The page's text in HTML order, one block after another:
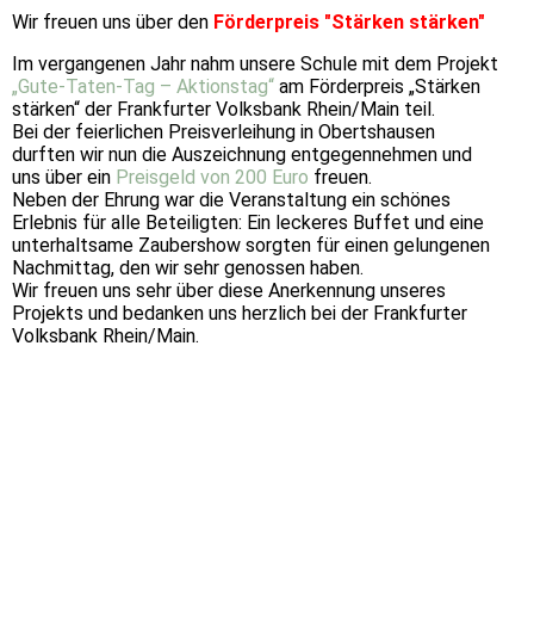
Wir freuen uns über den Förderpreis "Stärken stärken"
Im vergangenen Jahr nahm unsere Schule mit dem Projekt
„Gute-Taten-Tag – Aktionstag“ am Förderpreis „Stärken
stärken“ der Frankfurter Volksbank Rhein/Main teil.
Bei der feierlichen Preisverleihung in Obertshausen
durften wir nun die Auszeichnung entgegennehmen und
uns über ein Preisgeld von 200 Euro freuen.
Neben der Ehrung war die Veranstaltung ein schönes
Erlebnis für alle Beteiligten: Ein leckeres Buffet und eine
unterhaltsame Zaubershow sorgten für einen gelungenen
Nachmittag, den wir sehr genossen haben.
Wir freuen uns sehr über diese Anerkennung unseres
Projekts und bedanken uns herzlich bei der Frankfurter
Volksbank Rhein/Main.